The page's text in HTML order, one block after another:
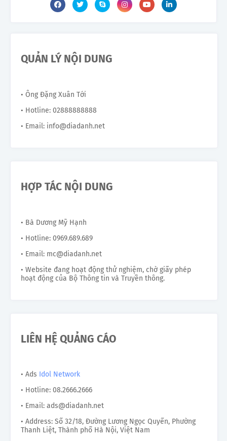
QUẢN LÝ NỘI DUNG
• Ông Đặng Xuân Tới
• Hotline: 02888888888
• Email: info@diadanh.net
HỢP TÁC NỘI DUNG
• Bà Dương Mỹ Hạnh
• Hotline: 0969.689.689
• Email: mc@diadanh.net
• Website đang hoạt động thử nghiệm, chờ giấy phép
hoạt động của Bộ Thông tin và Truyền thông.
LIÊN HỆ QUẢNG CÁO
• Ads Idol Network
• Hotline: 08.2666.2666
• Email: ads@diadanh.net
• Address: Số 32/18, Đường Lương Ngọc Quyến, Phường
Thanh Liệt, Thành phố Hà Nội, Việt Nam